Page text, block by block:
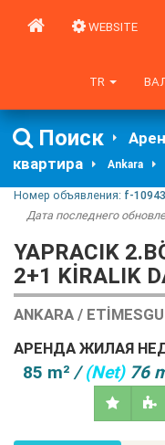
WEBSITE
TR
Поиск
квартира
Ankara
Номер объявления: f-
Дата последнего
YAPRACIK
2+1 KİRALIK
ANKARA /
АРЕНДА ЖИЛАЯ
85 m² /(Net)76